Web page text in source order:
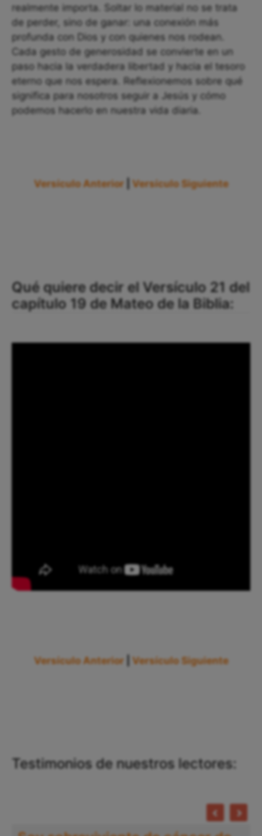
realmente importa. Soltar lo material no se trata
de perder, sino de ganar: una conexión más
profunda con Dios y con quienes nos rodean.
Cada gesto de generosidad se convierte en un
paso hacia la verdadera libertad y hacia el tesoro
eterno que nos espera. Reflexionemos sobre qué
significa para nosotros seguir a Jesús y cómo
podemos hacerlo en nuestra vida diaria.
Versículo Anterior Versículo Siguiente
Qué quiere decir el Versículo 21 del
capítulo 19 de Mateo de la Biblia:
Versículo Anterior Versículo Siguiente
Testimonios de nuestros lectores: